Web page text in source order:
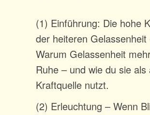
(1) Einführung: Die hohe
der heiteren Gelassenheit
Warum Gelassenheit
Ruhe – und wie du sie als
Kraftquelle nutzt.
(2) Erleuchtung – Wenn